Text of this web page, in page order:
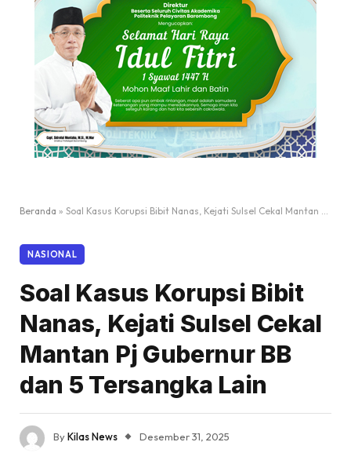
Beranda » Soal Kasus Korupsi Bibit Nanas, Kejati Sulsel Cekal Mantan Pj Gubernur BB dan 5 Tersangka Lain
NASIONAL
Soal Kasus Korupsi Bibit
Nanas, Kejati Sulsel Cekal
Mantan Pj Gubernur BB
dan 5 Tersangka Lain
ByKilas News
Desember 31, 2025